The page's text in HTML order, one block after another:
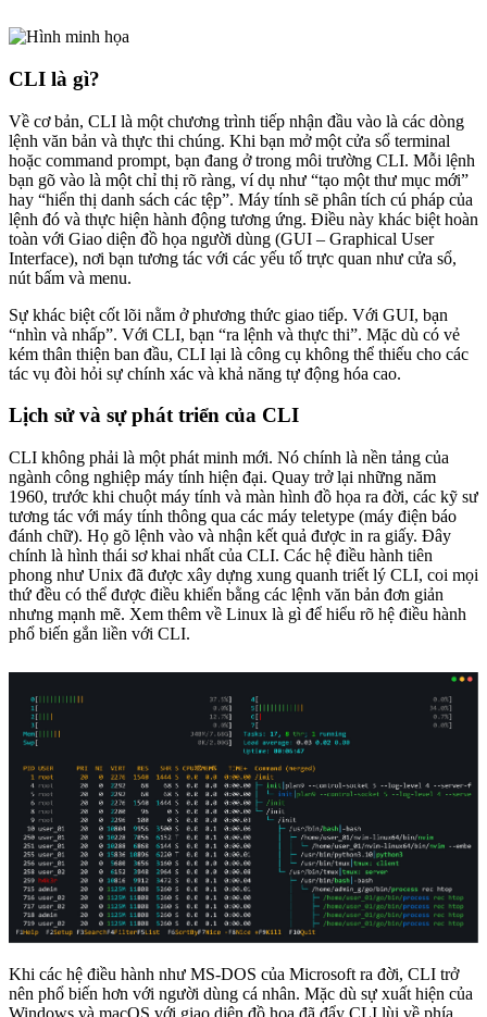
CLI là gì?
Về cơ bản, CLI là một chương trình tiếp nhận đầu vào là các dòng
lệnh văn bản và thực thi chúng. Khi bạn mở một cửa sổ terminal
hoặc command prompt, bạn đang ở trong môi trường CLI. Mỗi lệnh
bạn gõ vào là một chỉ thị rõ ràng, ví dụ như “tạo một thư mục mới”
hay “hiển thị danh sách các tệp”. Máy tính sẽ phân tích cú pháp của
lệnh đó và thực hiện hành động tương ứng. Điều này khác biệt hoàn
toàn với Giao diện đồ họa người dùng (GUI – Graphical User
Interface), nơi bạn tương tác với các yếu tố trực quan như cửa sổ,
nút bấm và menu.
Sự khác biệt cốt lõi nằm ở phương thức giao tiếp. Với GUI, bạn
“nhìn và nhấp”. Với CLI, bạn “ra lệnh và thực thi”. Mặc dù có vẻ
kém thân thiện ban đầu, CLI lại là công cụ không thể thiếu cho các
tác vụ đòi hỏi sự chính xác và khả năng tự động hóa cao.
Lịch sử và sự phát triển của CLI
CLI không phải là một phát minh mới. Nó chính là nền tảng của
ngành công nghiệp máy tính hiện đại. Quay trở lại những năm
1960, trước khi chuột máy tính và màn hình đồ họa ra đời, các kỹ sư
tương tác với máy tính thông qua các máy teletype (máy điện báo
đánh chữ). Họ gõ lệnh vào và nhận kết quả được in ra giấy. Đây
chính là hình thái sơ khai nhất của CLI. Các hệ điều hành tiên
phong như Unix đã được xây dựng xung quanh triết lý CLI, coi mọi
thứ đều có thể được điều khiển bằng các lệnh văn bản đơn giản
nhưng mạnh mẽ. Xem thêm về Linux là gì để hiểu rõ hệ điều hành
phổ biến gắn liền với CLI.
Khi các hệ điều hành như MS-DOS của Microsoft ra đời, CLI trở
nên phổ biến hơn với người dùng cá nhân. Mặc dù sự xuất hiện của